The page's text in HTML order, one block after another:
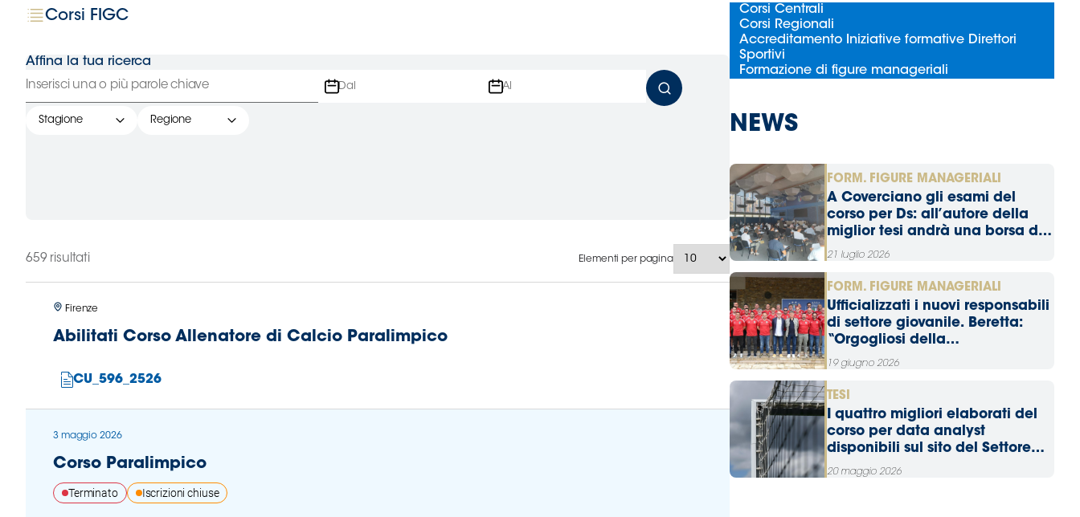
Serie
Femminile
nazionali
Corsi FIGC
Affina la tua ricerca
Stagione Regione
659 risultati Elementi per pagina
Abilitati Corso Allenatore di Calcio Paralimpico
Firenze
CU_596_2526
Corso Paralimpico
3 maggio 2026
Terminato Iscrizioni chiuse
Corsi Centrali
Corsi Regionali
Accreditamento Iniziative formative Direttori
Sportivi
Formazione di figure manageriali
NEWS
FORM. FIGURE MANAGERIALI
A Coverciano gli esami del
corso per Ds: all’autore della
miglior tesi andrà una borsa di
studio
21 luglio 2026
FORM. FIGURE MANAGERIALI
Ufficializzati i nuovi responsabili
di settore giovanile. Beretta:
“Orgogliosi della
partecipazione e della qualità
19 giugno 2026
TESI
I quattro migliori elaborati del
corso per data analyst
disponibili sul sito del Settore
Tecnico
20 maggio 2026